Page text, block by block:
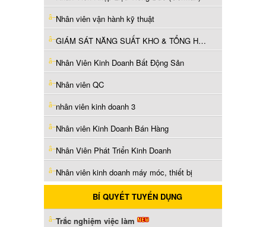
Nhân viên vận hành kỹ thuật
GIÁM SÁT NĂNG SUẤT KHO & TỔNG HỢP BÁO CÁO
Nhân Viên Kinh Doanh Bất Động Sản
Nhân viên QC
nhân viên kinh doanh 3
Nhân viên Kinh Doanh Bán Hàng
Nhân Viên Phát Triển Kinh Doanh
Nhân viên kinh doanh máy móc, thiết bị
BÍ QUYẾT TUYỂN DỤNG
Trắc nghiệm việc làm